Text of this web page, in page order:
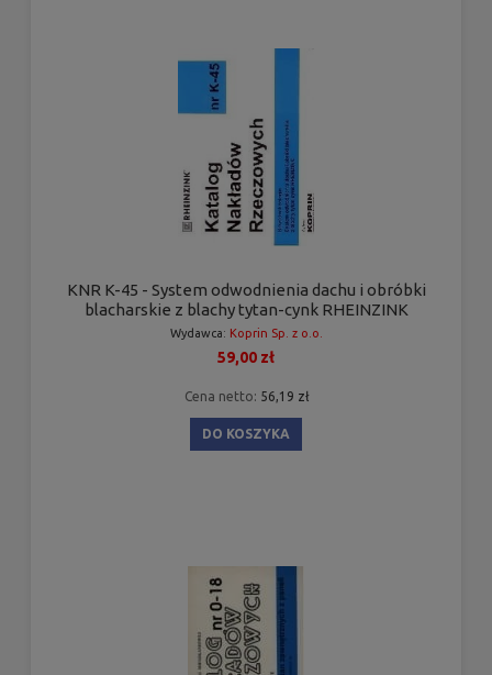
KNR K-45 - System odwodnienia dachu i obróbki
blacharskie z blachy tytan-cynk RHEINZINK
Wydawca: Koprin Sp. z o.o.
59,00 zł
Cena netto: 56,19 zł
DO KOSZYKA